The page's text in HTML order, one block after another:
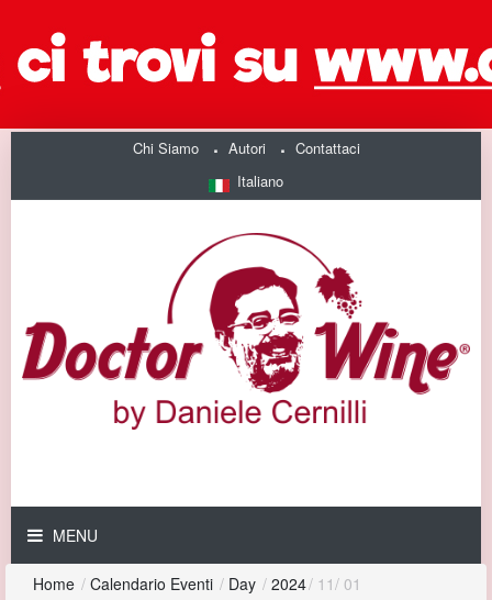
Chi Siamo Autori
Contattaci
Italiano
MENU
Home / Calendario Eventi / Day / 2024/ 11/ 01